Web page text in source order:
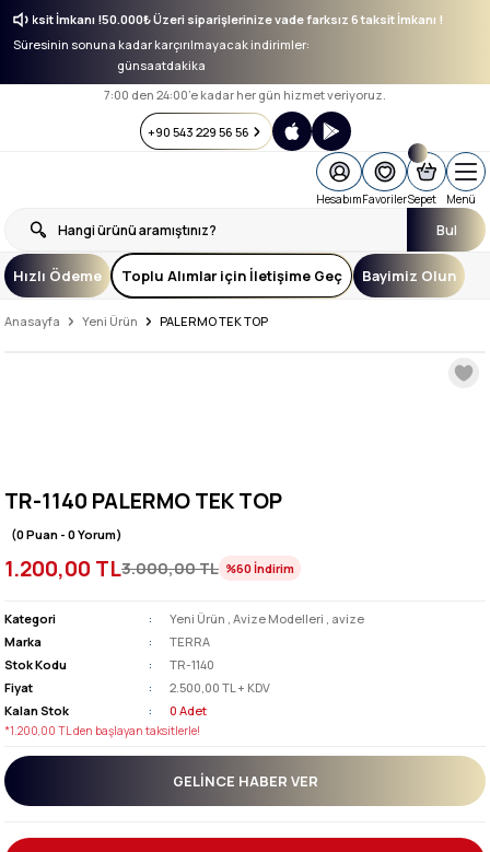
6 taksit İmkanı !50.000₺ Üzeri siparişlerinize vade farksız 6 taksit İmkanı !
Süresinin sonuna kadar karçırılmayacak indirimler:
günsaatdakika
7:00 den 24:00’e kadar her gün hizmet veriyoruz.
+90 543 229 56 56
Bul
HesabımFavorilerSepet Menü
Hızlı Ödeme Toplu Alımlar için İletişime Geç Bayimiz Olun
Anasayfa Yeni Ürün PALERMO TEK TOP
TR-1140 PALERMO TEK TOP
(0 Puan - 0 Yorum)
1.200,00 TL3.000,00 TL %60İndirim
Kategori Yeni Ürün , Avize Modelleri , avize
Marka
TERRA
Stok Kodu
TR-1140
Fiyat
2.500,00 TL + KDV
Kalan Stok
0 Adet
*1.200,00 TL den başlayan taksitlerle!
GELINCE HABER VER